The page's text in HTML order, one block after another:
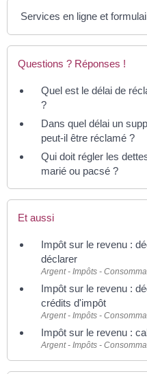
Services en ligne et
Questions ? Réponses !
Quel est le délai de
?
Dans quel délai un
peut-il être réclamé ?
Qui doit régler les
marié ou pacsé ?
Et aussi
Impôt sur le revenu :
déclarer
Argent - Impôts -
Impôt sur le revenu :
crédits d'impôt
Argent - Impôts -
Impôt sur le revenu :
Argent - Impôts -